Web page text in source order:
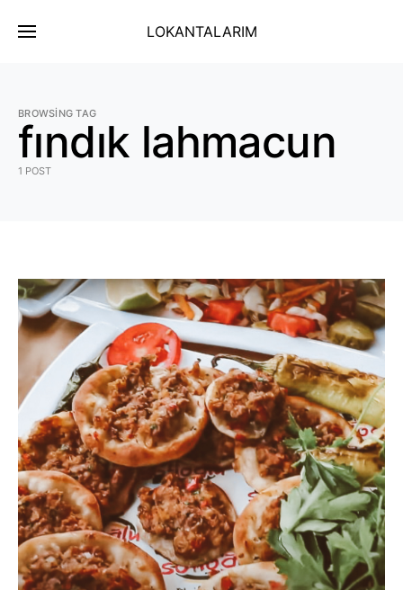
LOKANTALARIM
BROWSING TAG
fındık lahmacun
1 POST